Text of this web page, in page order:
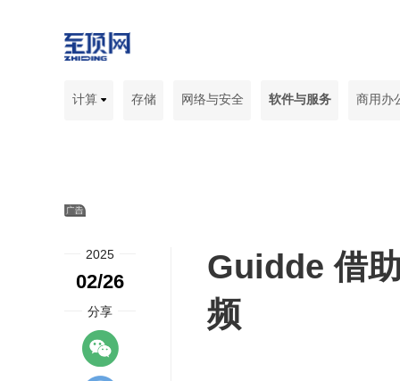
计算 存储 网络与安全 软件与服务 商用办
Guidde 借
频
2025
02/26
分享